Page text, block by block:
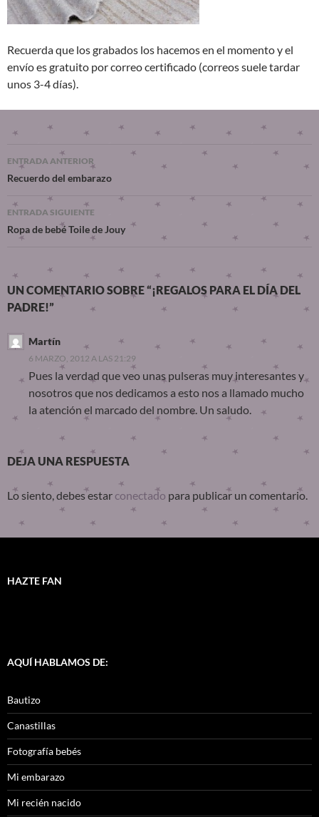
Recuerda que los grabados los hacemos en el momento y el
envío es gratuito por correo certificado (correos suele tardar
unos 3-4 días).
ENTRADA ANTERIOR
Recuerdo del embarazo
ENTRADA SIGUIENTE
Ropa de bebé Toile de Jouy
UN COMENTARIO SOBRE “¡REGALOS PARA EL DÍA DEL
PADRE!”
Martín
6 MARZO, 2012 A LAS 21:29
Pues la verdad que veo unas pulseras muy interesantes y
nosotros que nos dedicamos a esto nos a llamado mucho
la atención el marcado del nombre. Un saludo.
DEJA UNA RESPUESTA
Lo siento, debes estar conectado para publicar un comentario.
HAZTE FAN
AQUÍ HABLAMOS DE:
Bautizo
Canastillas
Fotografía bebés
Mi embarazo
Mi recién nacido